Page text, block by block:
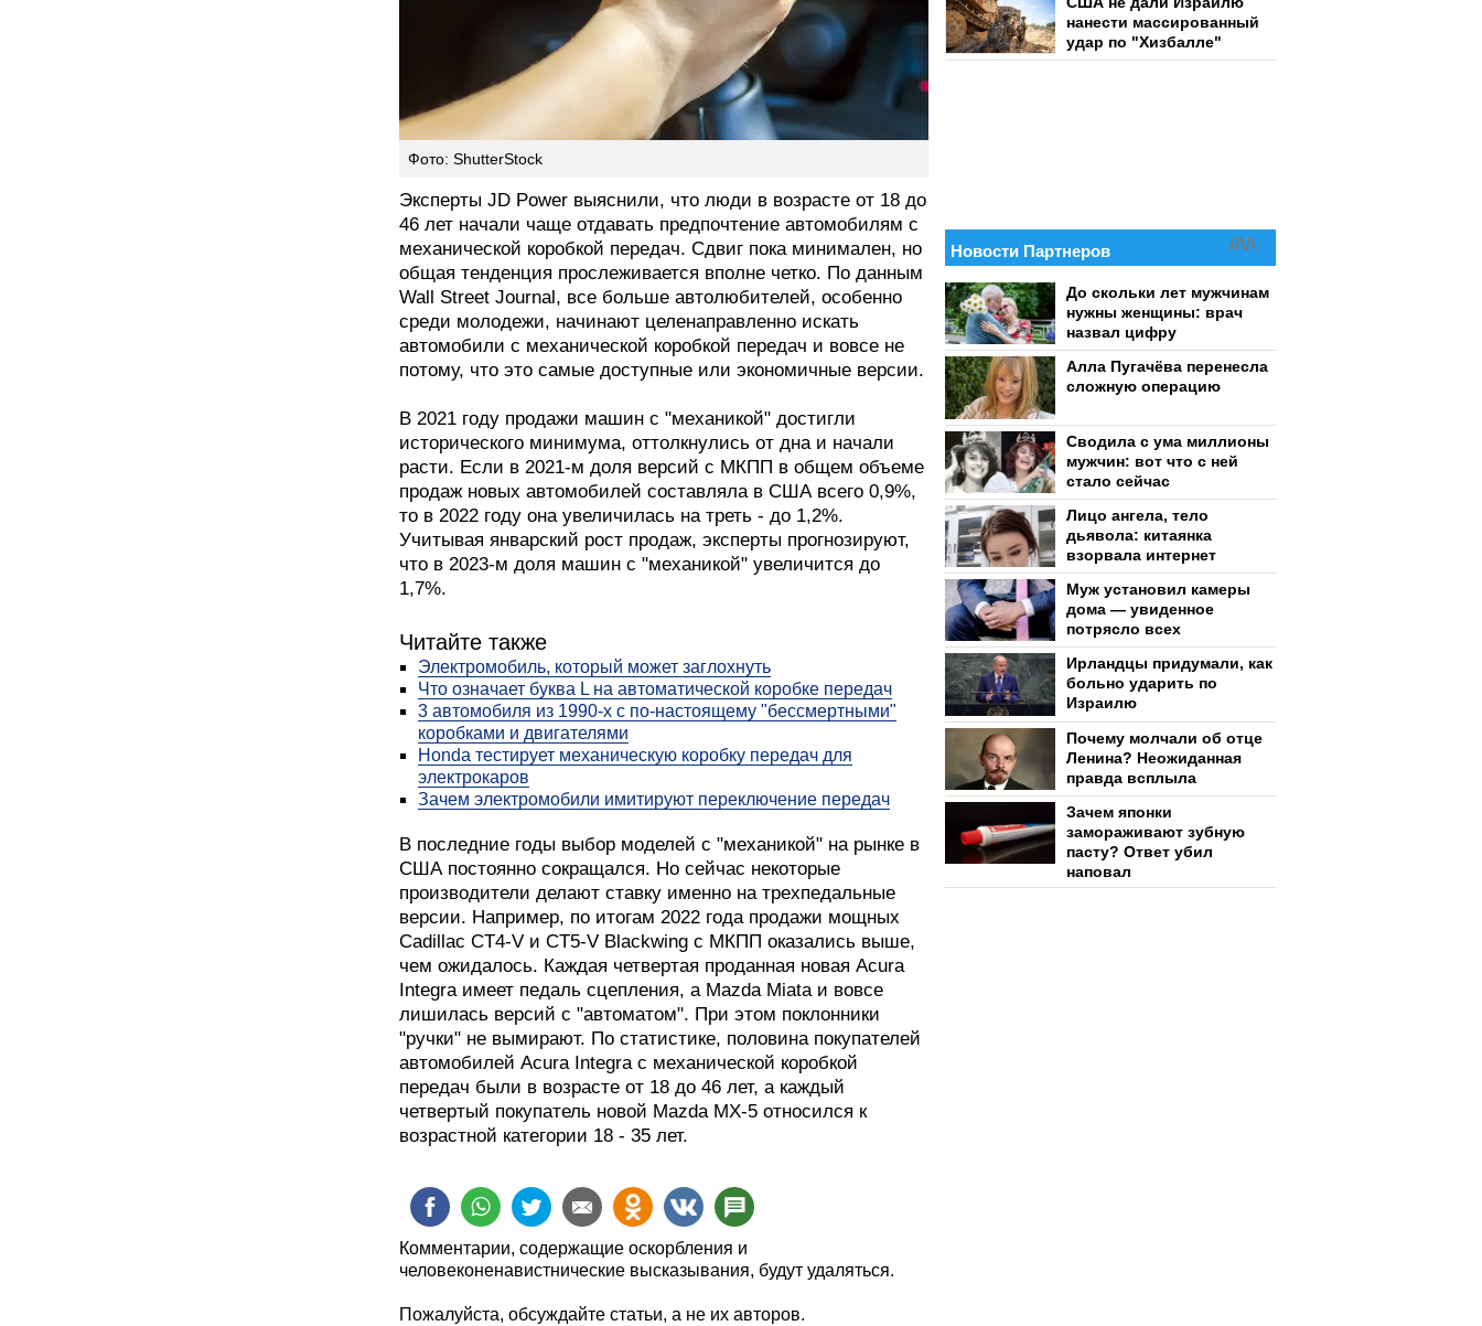
Фото: ShutterStock
Эксперты JD Power выяснили, что люди в возрасте от 18 до
46 лет начали чаще отдавать предпочтение автомобилям с
механической коробкой передач. Сдвиг пока минимален, но
общая тенденция прослеживается вполне четко. По данным
Wall Street Journal, все больше автолюбителей, особенно
среди молодежи, начинают целенаправленно искать
автомобили с механической коробкой передач и вовсе не
потому, что это самые доступные или экономичные версии.
В 2021 году продажи машин с "механикой" достигли
исторического минимума, оттолкнулись от дна и начали
расти. Если в 2021-м доля версий с МКПП в общем объеме
продаж новых автомобилей составляла в США всего 0,9%,
то в 2022 году она увеличилась на треть - до 1,2%.
Учитывая январский рост продаж, эксперты прогнозируют,
что в 2023-м доля машин с "механикой" увеличится до
1,7%.
Читайте также
Электромобиль, который может заглохнуть
Что означает буква L на автоматической коробке передач
3 автомобиля из 1990-х с по-настоящему "бессмертными"
коробками и двигателями
Honda тестирует механическую коробку передач для
электрокаров
Зачем электромобили имитируют переключение передач
В последние годы выбор моделей с "механикой" на рынке в
США постоянно сокращался. Но сейчас некоторые
производители делают ставку именно на трехпедальные
версии. Например, по итогам 2022 года продажи мощных
Cadillac CT4-V и CT5-V Blackwing с МКПП оказались выше,
чем ожидалось. Каждая четвертая проданная новая Acura
Integra имеет педаль сцепления, а Mazda Miata и вовсе
лишилась версий с "автоматом". При этом поклонники
"ручки" не вымирают. По статистике, половина покупателей
автомобилей Acura Integra с механической коробкой
передач были в возрасте от 18 до 46 лет, а каждый
четвертый покупатель новой Mazda MX-5 относился к
возрастной категории 18 - 35 лет.
Комментарии, содержащие оскорбления и
человеконенавистнические высказывания, будут удаляться.
Пожалуйста, обсуждайте статьи, а не их авторов.
нанести массированный
удар по "Хизбалле"